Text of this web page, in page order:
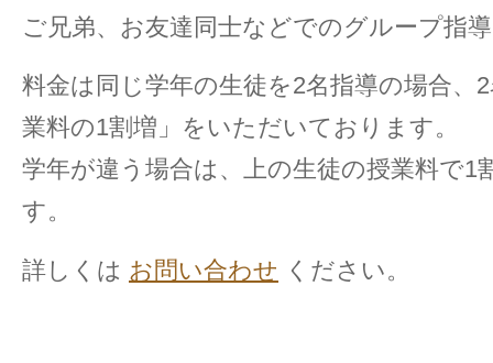
ご兄弟、お友達同士などでのグループ指
料金は同じ学年の生徒を2名指導の場合、
業料の1割増」をいただいております。
学年が違う場合は、上の生徒の授業料で1
す。
詳しくは お問い合わせ ください。